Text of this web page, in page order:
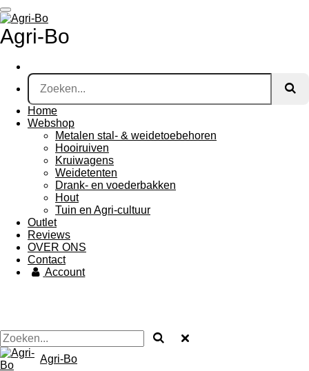
Ga
direct
naar
de
Agri-Bo
Home
Webshop
Metalen stal- & weidetoebehoren
Hooiruiven
Kruiwagens
Weidetenten
Drank- en voederbakken
Hout
Tuin en Agri-cultuur
Outlet
Reviews
OVER ONS
Contact
Account
Agri-Bo